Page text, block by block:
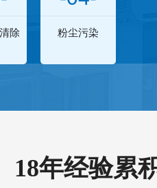
除 粉尘污染
18年经验累